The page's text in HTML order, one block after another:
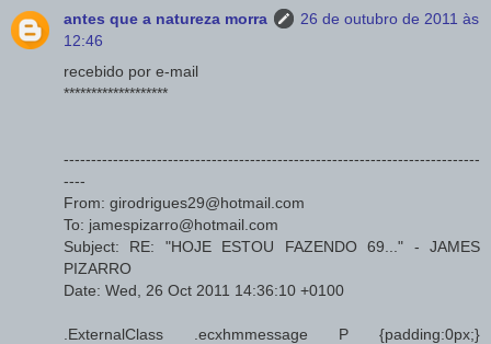
antes que a natureza morra
26 de outubro de 2011 às
12:46
recebido por e-mail
*******************
----------------------------------------------------------------------------
----
From: girodrigues29@hotmail.com
To: jamespizarro@hotmail.com
Subject: RE: "HOJE ESTOU FAZENDO 69..." - JAMES
PIZARRO
Date: Wed, 26 Oct 2011 14:36:10 +0100
.ExternalClass .ecxhmmessage P {padding:0px;}